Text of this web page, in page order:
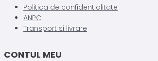
Politica de confidentialitate
ANPC
Transport si livrare
CONTUL MEU